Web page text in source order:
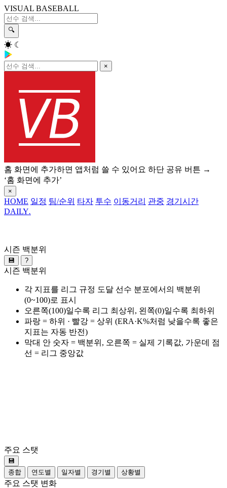
VISUAL BASEBALL
🔍
☀ ☾
×
홈 화면에 추가하면 앱처럼 쓸 수 있어요 하단 공유 버튼 →
‘홈 화면에 추가’
×
HOME 일정 팀/순위 타자 투수 이동거리 관중 경기시간
DAILY.
시즌 백분위
💾 ?
시즌 백분위
각 지표를 리그 규정 도달 선수 분포에서의 백분위
(0~100)로 표시
오른쪽(100)일수록 리그 최상위, 왼쪽(0)일수록 최하위
파랑 = 하위 · 빨강 = 상위 (ERA·K%처럼 낮을수록 좋은
지표는 자동 반전)
막대 안 숫자 = 백분위, 오른쪽 = 실제 기록값, 가운데 점
선 = 리그 중앙값
주요 스탯
💾
종합
연도별 일자별 경기별 상황별
주요 스탯 변화